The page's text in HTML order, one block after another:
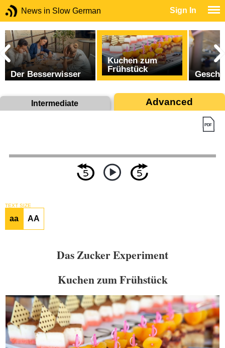
News in Slow German Sign In
Der Besserwisser
Kuchen zum
Frühstück
Intermediate Advanced
TEXT SIZE
aa AA
Das Zucker Experiment
Kuchen zum Frühstück